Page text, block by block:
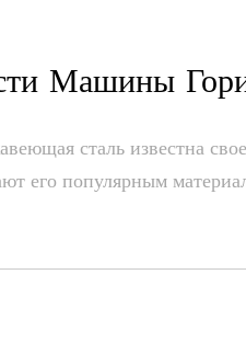
Машины
сталь известна
его популярным